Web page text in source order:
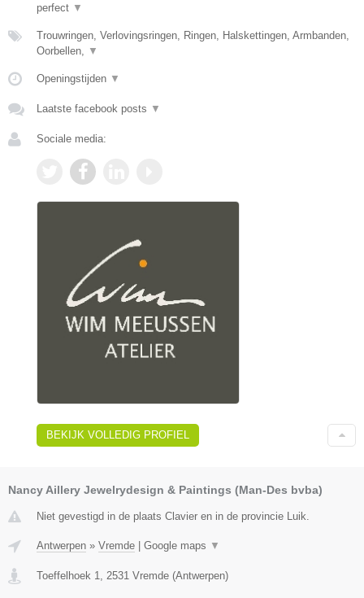
perfect ▼
Trouwringen, Verlovingsringen, Ringen, Halskettingen, Armbanden,
Oorbellen,
▼
Openingstijden ▼
Laatste facebook posts ▼
Sociale media:
BEKIJK VOLLEDIG PROFIEL
Nancy Aillery Jewelrydesign & Paintings (Man-Des bvba)
Niet gevestigd in de plaats Clavier en in de provincie Luik.
Antwerpen » Vremde Google maps ▼
Toeffelhoek 1 2531 Vremde (Antwerpen)